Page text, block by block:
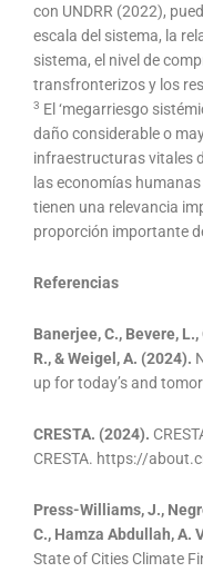
con UNDRR (2022),
escala del sistema, la
sistema, el nivel de
transfronterizos y los
3 El ‘megarriesgo
daño considerable o
infraestructuras vitales
las economías
tienen una relevancia
proporción importante
Referencias
Banerjee, C., Bevere,
R., & Weigel, A. (2024).
up for today’s and
CRESTA. (2024).
CRESTA. https://
Press-Williams, J.,
C., Hamza Abdullah, A.
State of Cities Climate